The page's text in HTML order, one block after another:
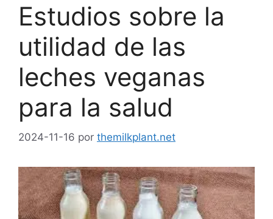
Estudios sobre la
utilidad de las
leches veganas
para la salud
2024-11-16 por themilkplant.net